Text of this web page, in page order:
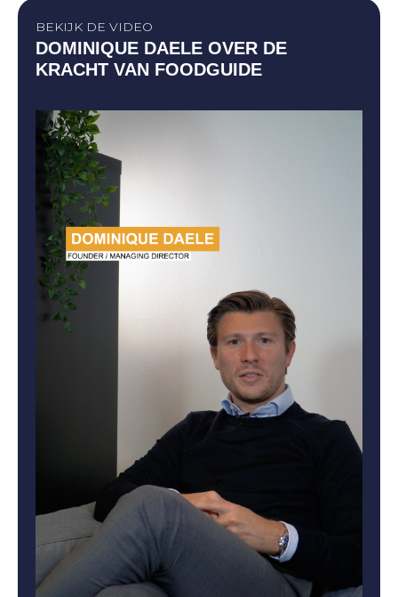
BEKIJK DE VIDEO
DOMINIQUE DAELE OVER DE
KRACHT VAN FOODGUIDE